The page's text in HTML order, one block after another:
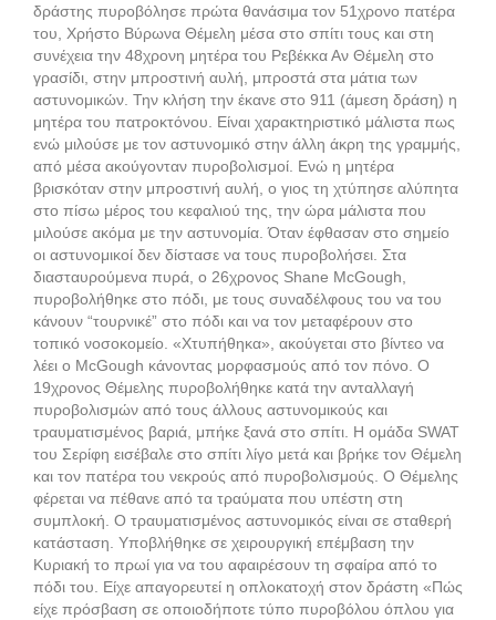
δράστης πυροβόλησε πρώτα θανάσιμα τον 51χρονο πατέρα
του, Χρήστο Βύρωνα Θέμελη μέσα στο σπίτι τους και στη
συνέχεια την 48χρονη μητέρα του Ρεβέκκα Αν Θέμελη στο
γρασίδι, στην μπροστινή αυλή, μπροστά στα μάτια των
αστυνομικών. Την κλήση την έκανε στο 911 (άμεση δράση) η
μητέρα του πατροκτόνου. Είναι χαρακτηριστικό μάλιστα πως
ενώ μιλούσε με τον αστυνομικό στην άλλη άκρη της γραμμής,
από μέσα ακούγονταν πυροβολισμοί. Ενώ η μητέρα
βρισκόταν στην μπροστινή αυλή, ο γιος τη χτύπησε αλύπητα
στο πίσω μέρος του κεφαλιού της, την ώρα μάλιστα που
μιλούσε ακόμα με την αστυνομία. Όταν έφθασαν στο σημείο
οι αστυνομικοί δεν δίστασε να τους πυροβολήσει. Στα
διασταυρούμενα πυρά, ο 26χρονος Shane McGough,
πυροβολήθηκε στο πόδι, με τους συναδέλφους του να του
κάνουν “τουρνικέ” στο πόδι και να τον μεταφέρουν στο
τοπικό νοσοκομείο. «Χτυπήθηκα», ακούγεται στο βίντεο να
λέει ο McGough κάνοντας μορφασμούς από τον πόνο. Ο
19χρονος Θέμελης πυροβολήθηκε κατά την ανταλλαγή
πυροβολισμών από τους άλλους αστυνομικούς και
τραυματισμένος βαριά, μπήκε ξανά στο σπίτι. Η ομάδα SWAT
του Σερίφη εισέβαλε στο σπίτι λίγο μετά και βρήκε τον Θέμελη
και τον πατέρα του νεκρούς από πυροβολισμούς. Ο Θέμελης
φέρεται να πέθανε από τα τραύματα που υπέστη στη
συμπλοκή. Ο τραυματισμένος αστυνομικός είναι σε σταθερή
κατάσταση. Υποβλήθηκε σε χειρουργική επέμβαση την
Κυριακή το πρωί για να του αφαιρέσουν τη σφαίρα από το
πόδι του. Είχε απαγορευτεί η οπλοκατοχή στον δράστη «Πώς
είχε πρόσβαση σε οποιοδήποτε τύπο πυροβόλου όπλου για